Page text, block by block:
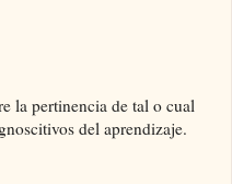
la pertinencia de tal o cual
del aprendizaje.